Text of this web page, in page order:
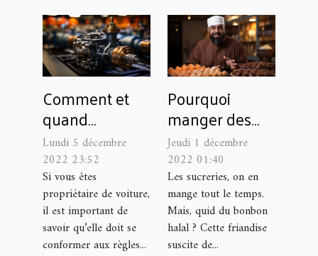
Comment et
quand
remplacer la
vanne EGR de
sa voiture ?
Lundi 5 décembre
2022 23:52
Si vous êtes
propriétaire de voiture,
il est important de
savoir qu’elle doit se
conformer aux règles...
Pourquoi
manger des
bonbons halal
?
Jeudi 1 décembre
2022 01:40
Les sucreries, on en
mange tout le temps.
Mais, quid du bonbon
halal ? Cette friandise
suscite de...